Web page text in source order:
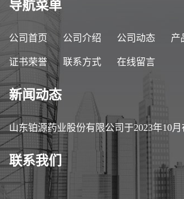
导航菜单
公司首页 公司介绍 公司动态 产
证书荣誉 联系方式 在线留言
新闻动态
山东铂源药业股份有限公司于2023年10
心参加第89届中国医药原料药/中间体/包
（API China）
联系我们